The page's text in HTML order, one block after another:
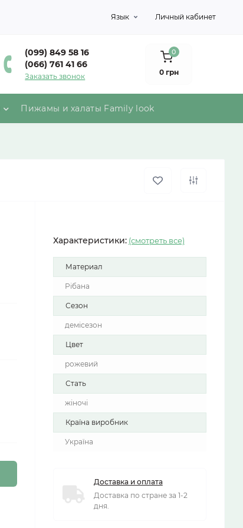
Язык Личный кабинет
(099) 849 58 16
(066) 761 41 66
Заказать звонок
0
0 грн
Пижамы и халаты Family look
Характеристики: (смотреть все)
Материал
Рібана
Сезон
демісезон
Цвет
рожевий
Стать
жіночі
Країна виробник
Україна
Доставка и оплата
Доставка по стране за 1-2
дня.